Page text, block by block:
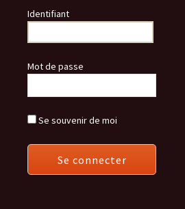
Identifiant
Mot de passe
Se souvenir de moi